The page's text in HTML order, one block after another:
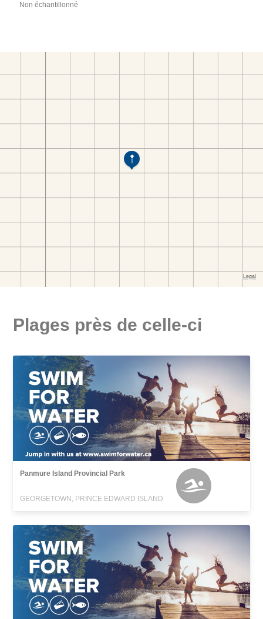
Non échantillonné
Plages près de celle-ci
Panmure Island Provincial Park
GEORGETOWN, PRINCE EDWARD ISLAND